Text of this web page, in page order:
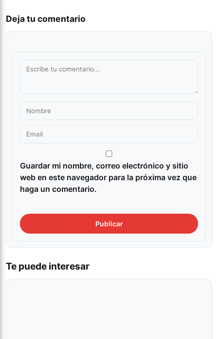
Deja tu comentario
Guardar mi nombre, correo electrónico y sitio
web en este navegador para la próxima vez que
haga un comentario.
Te puede interesar